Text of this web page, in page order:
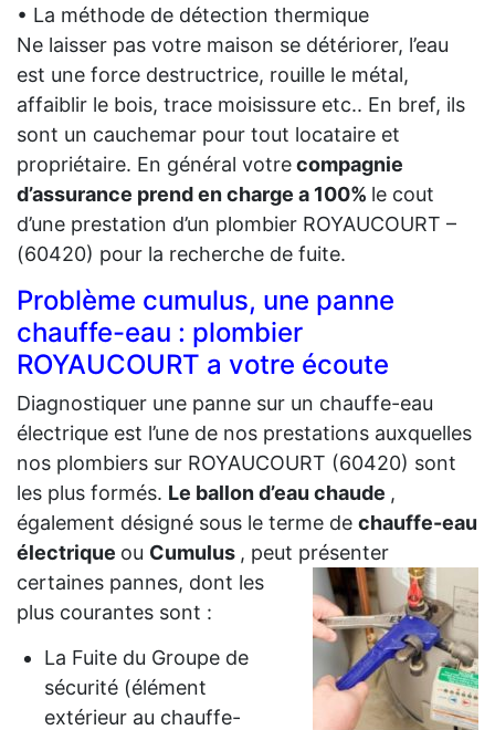
• La méthode de détection thermique
Ne laisser pas votre maison se détériorer, l’eau
est une force destructrice, rouille le métal,
affaiblir le bois, trace moisissure etc.. En bref, ils
sont un cauchemar pour tout locataire et
propriétaire. En général votrecompagnie
d’assurance prend en charge a 100% le cout
d’une prestation d’un plombier ROYAUCOURT –
(60420) pour la recherche de fuite.
Problème cumulus, une panne
chauffe-eau : plombier
ROYAUCOURT a votre écoute
Diagnostiquer une panne sur un chauffe-eau
électrique est l’une de nos prestations auxquelles
nos plombiers sur ROYAUCOURT (60420) sont
les plus formés. Le ballon d’eau chaude ,
également désigné sous le terme de chauffe-eau
électrique ou Cumulus , peut présenter
certaines pannes, dont les
plus courantes sont :
La Fuite du Groupe de
sécurité (élément
extérieur au chauffe-